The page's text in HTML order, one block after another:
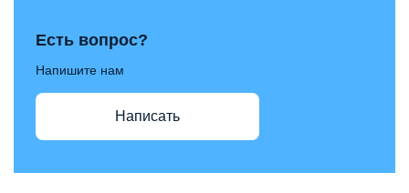
Есть вопрос?
Напишите нам
Написать